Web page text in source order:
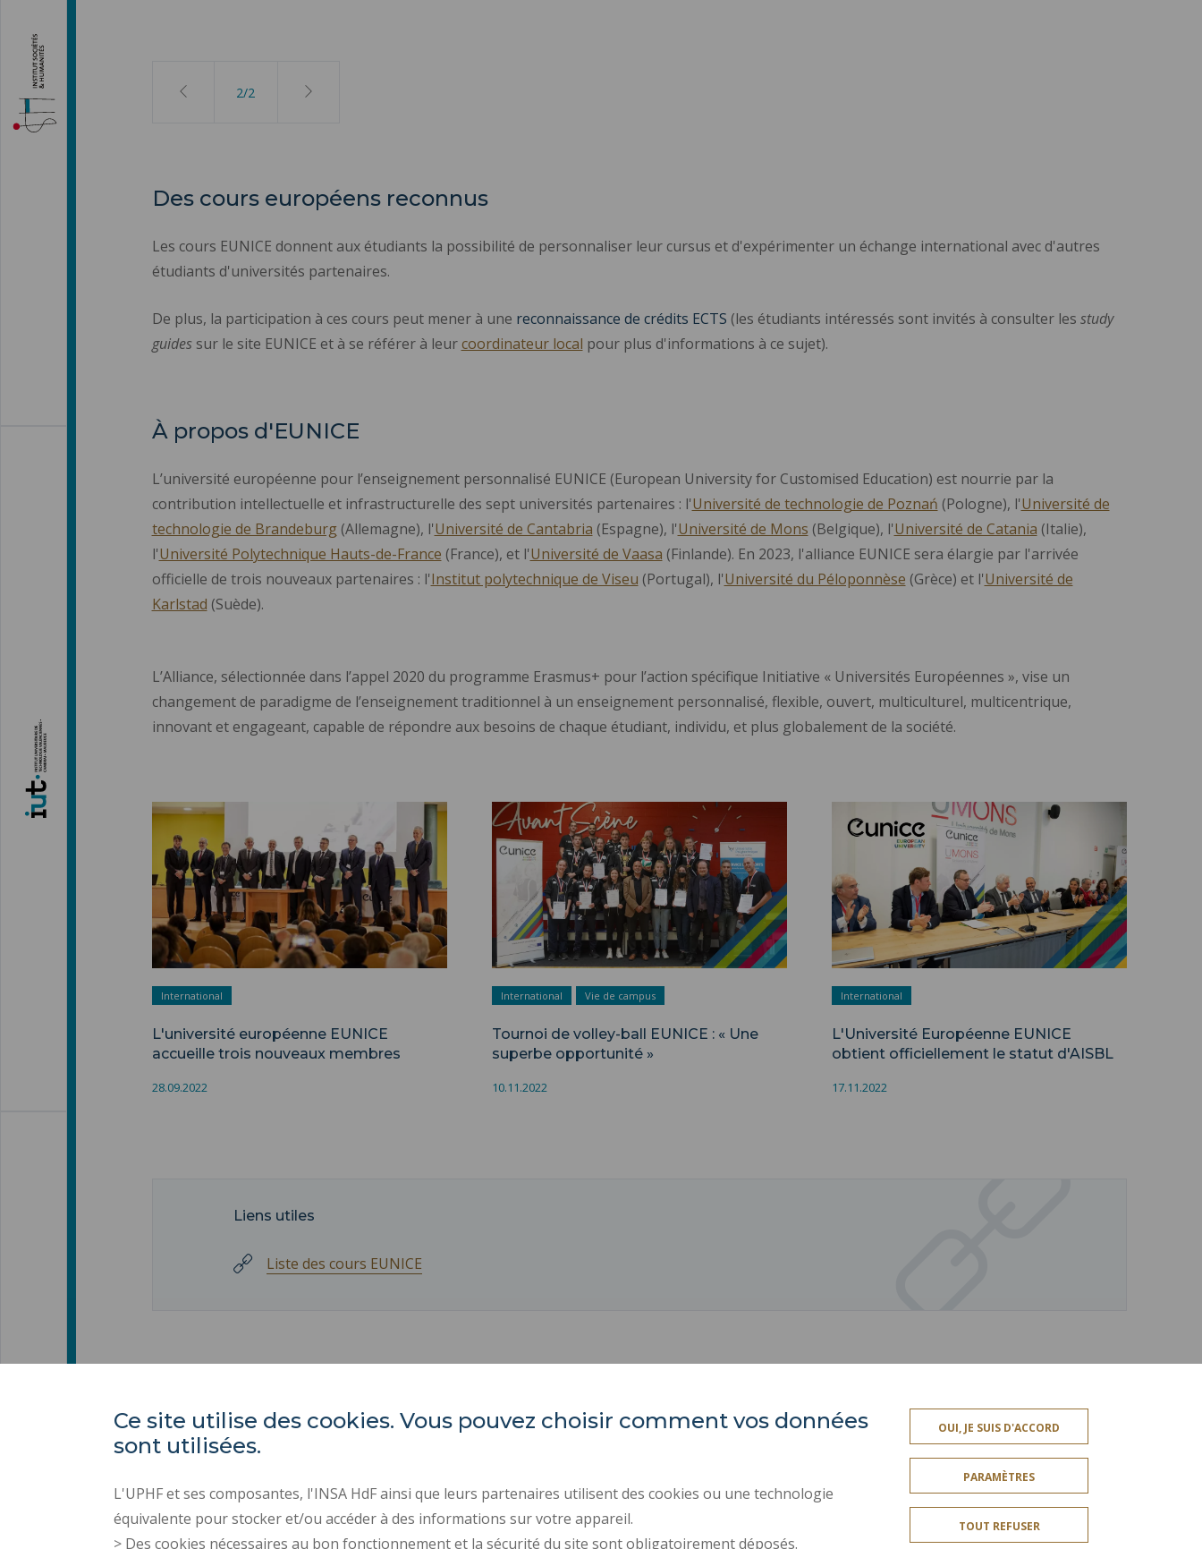
2/2
Des cours européens reconnus
Les cours EUNICE donnent aux étudiants la possibilité de personnaliser leur cursus et d'expérimenter un échange international avec d'autres
étudiants d'universités partenaires.
De plus, la participation à ces cours peut mener à une reconnaissance de crédits ECTS (les étudiants intéressés sont invités à consulter les study
guides sur le site EUNICE et à se référer à leurcoordinateur local pour plus d'informations à ce sujet).
À propos d'EUNICE
L’université européenne pour l’enseignement personnalisé EUNICE (European University for Customised Education) est nourrie par la
contribution intellectuelle et infrastructurelle des sept universités partenaires : l'Université de technologie de Poznań (Pologne), l'Université de
technologie de Brandeburg (Allemagne), l'Université de Cantabria (Espagne), l'Université de Mons (Belgique), l'Université de Catania (Italie),
l'Université Polytechnique Hauts-de-France (France), et l'Université de Vaasa (Finlande). En 2023, l'alliance EUNICE sera élargie par l'arrivée
officielle de trois nouveaux partenaires : l'Institut polytechnique de Viseu (Portugal), l'Université du Péloponnèse (Grèce) et l'Université de
Karlstad (Suède).
L’Alliance, sélectionnée dans l’appel 2020 du programme Erasmus+ pour l’action spécifique Initiative « Universités Européennes », vise un
changement de paradigme de l’enseignement traditionnel à un enseignement personnalisé, flexible, ouvert, multiculturel, multicentrique,
innovant et engageant, capable de répondre aux besoins de chaque étudiant, individu, et plus globalement de la société.
International
L'université européenne EUNICE
accueille trois nouveaux membres
28.09.2022
International Vie de campus
Tournoi de volley-ball EUNICE : « Une
superbe opportunité »
10.11.2022
International
L'Université Européenne EUNICE
obtient officiellement le statut d'AISBL
17.11.2022
Liens utiles
Liste des cours EUNICE
Université Polytechnique
Campus Mont Houy
59313 Valenciennes cedex 9
Tél. : 03 27 51 12 34
ACTES RÉGLEMENTAIRES ESPACE PRESSE
PLAN DES CAMPUS
DONNÉES PERSONNELLES SERVICES PUBLICS +
Ce site utilise des cookies. Vous pouvez choisir comment vos données
sont utilisées.
L'UPHF et ses composantes, l'INSA HdF ainsi que leurs partenaires utilisent des cookies ou une technologie
équivalente pour stocker et/ou accéder à des informations sur votre appareil.
> Des cookies nécessaires au bon fonctionnement et la sécurité du site sont obligatoirement déposés.
OUI, JE SUIS D'ACCORD
PARAMÈTRES
TOUT REFUSER